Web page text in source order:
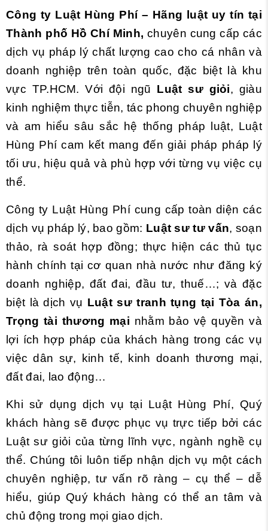
Công ty Luật Hùng Phí – Hãng luật uy tín tại
Thành phố Hồ Chí Minh, chuyên cung cấp các
dịch vụ pháp lý chất lượng cao cho cá nhân và
doanh nghiệp trên toàn quốc, đặc biệt là khu
vực TP.HCM. Với đội ngũ Luật sư giỏi, giàu
kinh nghiệm thực tiễn, tác phong chuyên nghiệp
và am hiểu sâu sắc hệ thống pháp luật, Luật
Hùng Phí cam kết mang đến giải pháp pháp lý
tối ưu, hiệu quả và phù hợp với từng vụ việc cụ
thể.
Công ty Luật Hùng Phí cung cấp toàn diện các
dịch vụ pháp lý, bao gồm: Luật sư tư vấn, soạn
thảo, rà soát hợp đồng; thực hiện các thủ tục
hành chính tại cơ quan nhà nước như đăng ký
doanh nghiệp, đất đai, đầu tư, thuế…; và đặc
biệt là dịch vụ Luật sư tranh tụng tại Tòa án,
Trọng tài thương mại nhằm bảo vệ quyền và
lợi ích hợp pháp của khách hàng trong các vụ
việc dân sự, kinh tế, kinh doanh thương mại,
đất đai, lao động…
Khi sử dụng dịch vụ tại Luật Hùng Phí, Quý
khách hàng sẽ được phục vụ trực tiếp bởi các
Luật sư giỏi của từng lĩnh vực, ngành nghề cụ
thể. Chúng tôi luôn tiếp nhận dịch vụ một cách
chuyên nghiệp, tư vấn rõ ràng – cụ thể – dễ
hiểu, giúp Quý khách hàng có thể an tâm và
chủ động trong mọi giao dịch.